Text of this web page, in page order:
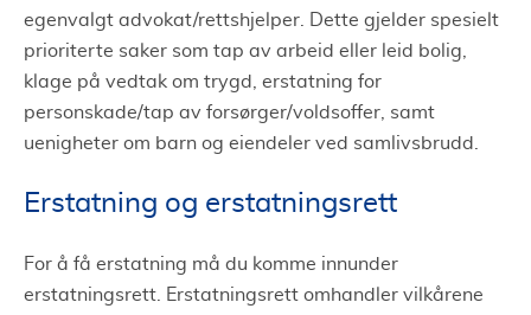
egenvalgt advokat/rettshjelper. Dette gjelder spesielt
prioriterte saker som tap av arbeid eller leid bolig,
klage på vedtak om trygd, erstatning for
personskade/tap av forsørger/voldsoffer, samt
uenigheter om barn og eiendeler ved samlivsbrudd.
Erstatning og erstatningsrett
For å få erstatning må du komme innunder
erstatningsrett. Erstatningsrett omhandler vilkårene